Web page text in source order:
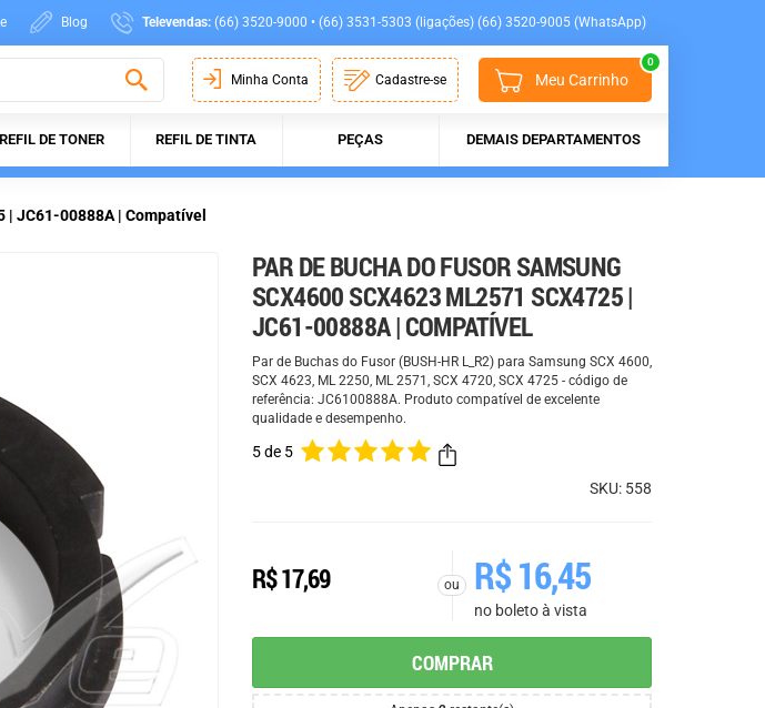
Blog Televendas: (66) 3520-9000 • (66) 3531-5303 (ligações) (66) 3520-9005 (WhatsApp)
Minha Conta Cadastre-se Meu Carrinho
0
REFIL DE TONER REFIL DE TINTA PEÇAS DEMAIS DEPARTAMENTOS
| JC61-00888A | Compatível
PAR DE BUCHA DO FUSOR SAMSUNG
SCX4600 SCX4623 ML2571 SCX4725 |
JC61-00888A | COMPATÍVEL
Par de Buchas do Fusor (BUSH-HR L_R2) para Samsung SCX 4600,
SCX 4623, ML 2250, ML 2571, SCX 4720, SCX 4725 - código de
referência: JC6100888A. Produto compatível de excelente
qualidade e desempenho.
5 de 5
SKU: 558
R$17,69 ou R$16,45
no boleto à vista
COMPRAR